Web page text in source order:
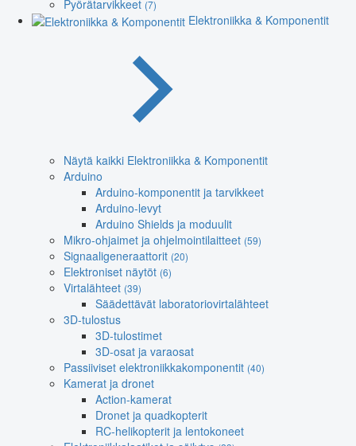
Pyörätarvikkeet (7)
Elektroniikka & Komponentit
Näytä kaikki Elektroniikka & Komponentit
Arduino
Arduino-komponentit ja tarvikkeet
Arduino-levyt
Arduino Shields ja moduulit
Mikro-ohjaimet ja ohjelmointilaitteet (59)
Signaaligeneraattorit (20)
Elektroniset näytöt (6)
Virtalähteet (39)
Säädettävät laboratoriovirtalähteet
3D-tulostus
3D-tulostimet
3D-osat ja varaosat
Passiiviset elektroniikkakomponentit (40)
Kamerat ja dronet
Action-kamerat
Dronet ja quadkopterit
RC-helikopterit ja lentokoneet